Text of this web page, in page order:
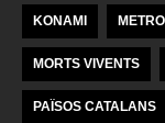
KONAMI
MORTS VIVENTS
PAÏSOS CATALANS